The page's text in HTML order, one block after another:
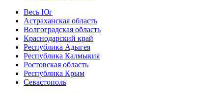
Весь Юг
Астраханская область
Волгоградская область
Краснодарский край
Республика Адыгея
Республика Калмыкия
Ростовская область
Республика Крым
Севастополь